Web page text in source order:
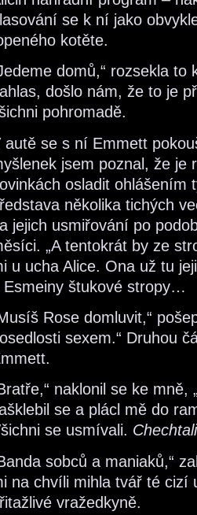
se k ní jako
kotěte.
domů,“ rozsekla
došlo nám, že to je
pohromadě.
autě se s ní Emmett
jsem poznal, že je
osladit ohlášením
několika tichých
jejich usmiřování po
„A tentokrát by ze
u ucha Alice. Ona už tu
Esmeiny štukové stropy…
Rose domluvit,“
sexem.“ Druhou
naklonil se ke
se a plácl mě do
se usmívali.
sobců a maniaků,“
na chvíli mihla tvář té cizí
vražedkyně.